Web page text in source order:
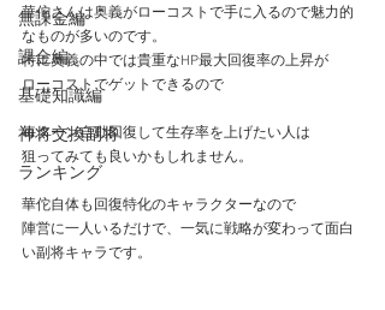
無課金編
課金編
基礎知識編
神将交換副将
ランキング
華佗さんは奥義がローコストで手に入るので魅力的
なものが多いのです。
特に奥義の中では貴重なHP最大回復率の上昇が
ローコストでゲットできるので
毎ターン自動回復して生存率を上げたい人は
狙ってみても良いかもしれません。
華佗自体も回復特化のキャラクターなので
陣営に一人いるだけで、一気に戦略が変わって面白
い副将キャラです。